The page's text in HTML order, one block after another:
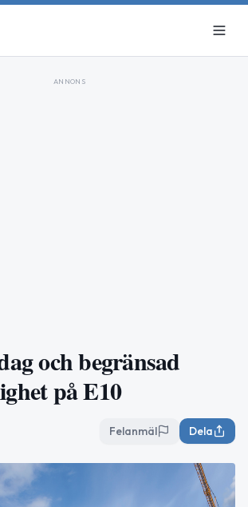
ANNONS
och begränsad
på E10
Felanmäl Dela